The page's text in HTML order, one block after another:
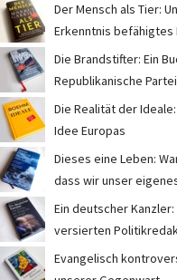
Der Mensch als Tier:
Erkenntnis befähigtes
Die Brandstifter: Ein
Republikanische
Die Realität der
Idee Europas
Dieses eine Leben:
dass wir unser
Ein deutscher
versierten
Evangelisch